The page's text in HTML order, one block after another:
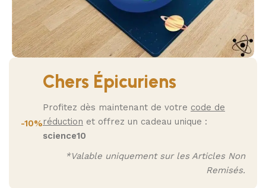
-10%
Chers Épicuriens
Profitez dès maintenant de votre code de
réduction et offrez un cadeau unique :
science10
*Valable uniquement sur les Articles Non
Remisés.